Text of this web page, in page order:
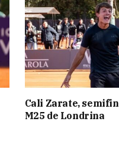
Cali Zarate,
M25 de Londrina